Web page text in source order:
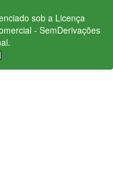
sob a Licença
- SemDerivações